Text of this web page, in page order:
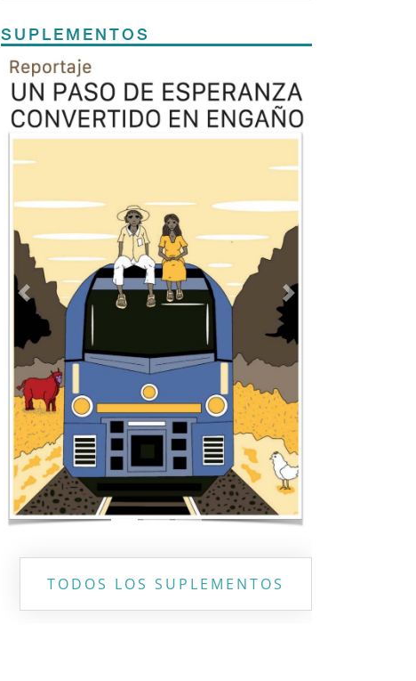
SUPLEMENTOS
Previous Next
TODOS LOS SUPLEMENTOS